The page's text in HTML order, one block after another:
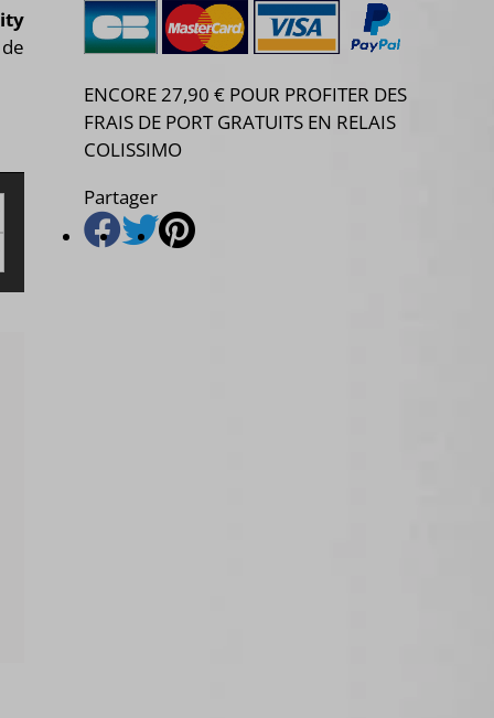
ENCORE 27,90 € POUR PROFITER DES
FRAIS DE PORT GRATUITS EN RELAIS
COLISSIMO
Partager